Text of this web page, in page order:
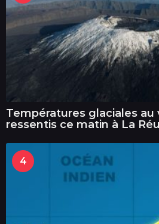
Températures glaciales au
ressentis ce matin à La
4